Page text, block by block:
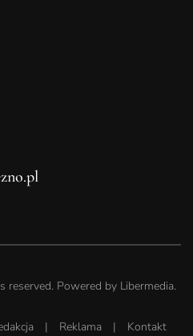
reserved. Powered by Libermedia.
| Reklama | Kontakt